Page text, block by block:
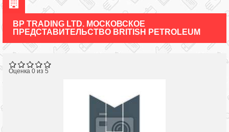
BP TRADING LTD. МОСКОВСКОЕ
ПРЕДСТАВИТЕЛЬСТВО BRITISH PETROLEUM
Оценка 0 из 5